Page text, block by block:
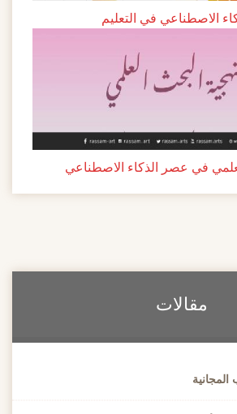
الاصطناعي في التعليم
في عصر الذكاء الاصطناعي
مقالات
المجانية